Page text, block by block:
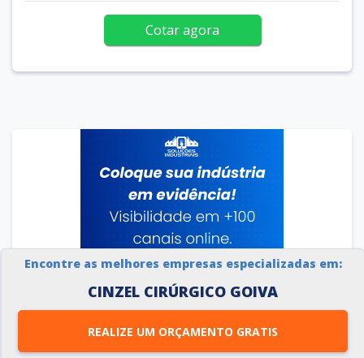
Encontre as melhores empresas especializadas em:
CINZEL CIRÚRGICO GOIVA
REALIZE UM ORÇAMENTO GRATIS
Cotar agora